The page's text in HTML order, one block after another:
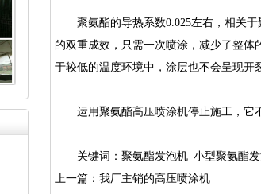
聚氨酯的导热系数0.025左右，相关于
的双重成效，只需一次喷涂，减少了整
于较低的温度环境中，涂层也不会呈现开
运用聚氨酯高压喷涂机停止施工，它
关键词： 聚氨酯发泡机_小型聚氨酯发
上一篇：我厂主销的高压喷涂机